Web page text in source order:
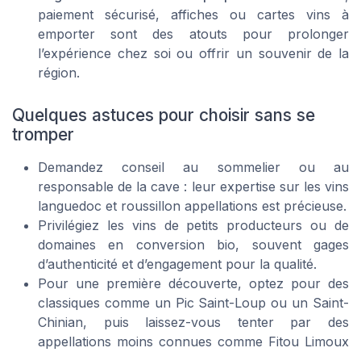
paiement sécurisé, affiches ou cartes vins à
emporter sont des atouts pour prolonger
l’expérience chez soi ou offrir un souvenir de la
région.
Quelques astuces pour choisir sans se
tromper
Demandez conseil au sommelier ou au
responsable de la cave : leur expertise sur les vins
languedoc et roussillon appellations est précieuse.
Privilégiez les vins de petits producteurs ou de
domaines en conversion bio, souvent gages
d’authenticité et d’engagement pour la qualité.
Pour une première découverte, optez pour des
classiques comme un Pic Saint-Loup ou un Saint-
Chinian, puis laissez-vous tenter par des
appellations moins connues comme Fitou Limoux